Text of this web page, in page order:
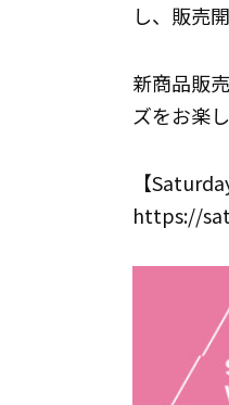
し、販売
新商品販
ズをお楽
【
https://